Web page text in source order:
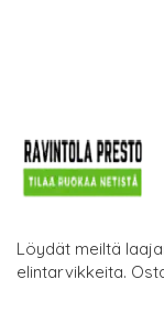
Löydät meiltä
elintarvikkeita.